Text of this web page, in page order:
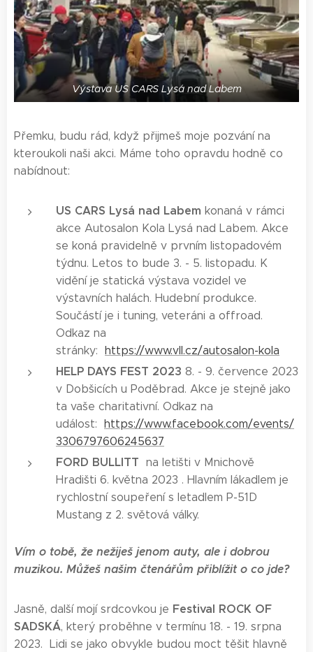
Výstava US CARS Lysá nad Labem
Přemku, budu rád, když přijmeš moje pozvání na
kteroukoli naši akci. Máme toho opravdu hodně co
nabídnout:
US CARS Lysá nad Labem konaná v rámci
akce Autosalon Kola Lysá nad Labem. Akce
se koná pravidelně v prvním listopadovém
týdnu. Letos to bude 3. - 5. listopadu. K
vidění je statická výstava vozidel ve
výstavních halách. Hudební produkce.
Součástí je i tuning, veteráni a offroad.
Odkaz na
stránky: https://www.vll.cz/autosalon-kola
HELP DAYS FEST 2023 8. - 9. července 2023
v Dobšicích u Poděbrad. Akce je stejně jako
ta vaše charitativní. Odkaz na
událost: https://www.facebook.com/events/
3306797606245637
FORD BULLITT na letišti v Mnichově
Hradišti 6. května 2023 . Hlavním lákadlem je
rychlostní soupeření s letadlem P-51D
Mustang z 2. světová války.
Vím o tobě, že nežiješ jenom auty, ale i dobrou
muzikou. Můžeš našim čtenářům přiblížit o co jde?
Jasně, další mojí srdcovkou je Festival ROCK OF
SADSKÁ, který proběhne v termínu 18. - 19. srpna
2023. Lidi se jako obvykle budou moct těšit hlavně